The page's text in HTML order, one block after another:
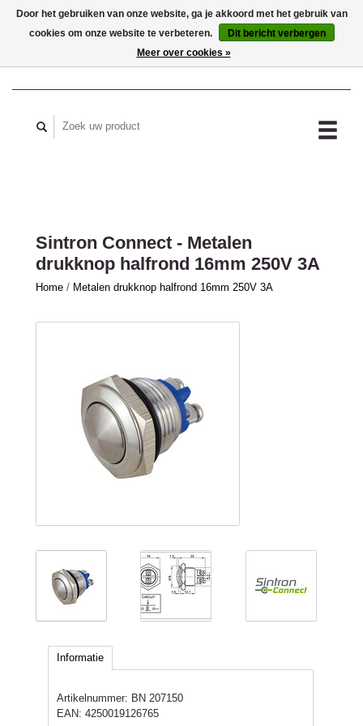
MIJN ACCOUNT
Sintron Connect - Metalen
drukknop halfrond 16mm 250V 3A
Home / Metalen drukknop halfrond 16mm 250V 3A
Informatie
Artikelnummer: BN 207150
EAN: 4250019126765
Door het gebruiken van onze website, ga je akkoord met het gebruik van
cookies om onze website te verbeteren.
Dit bericht verbergen
Meer over cookies »